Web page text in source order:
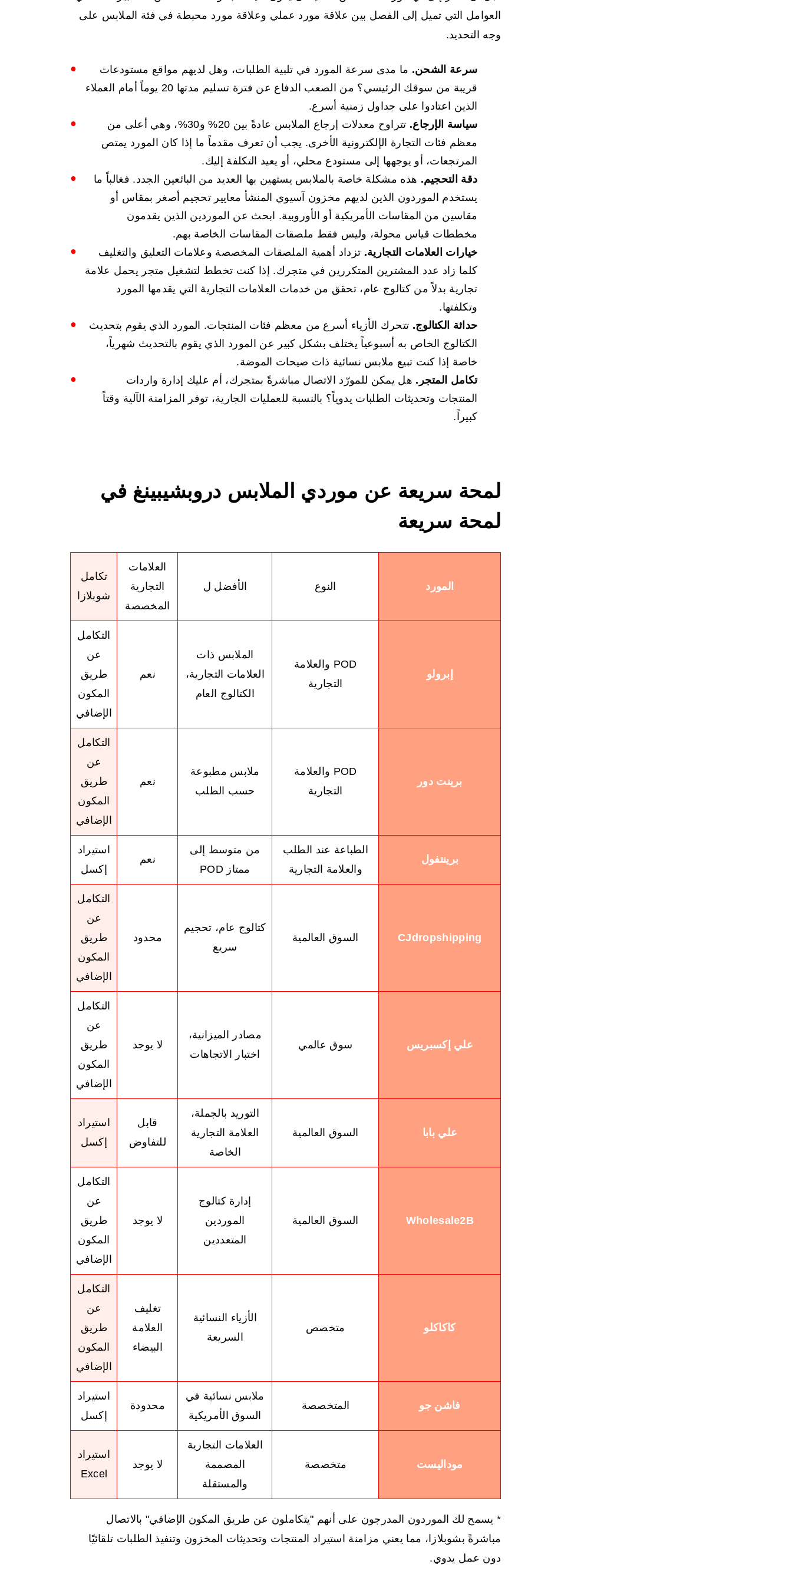
العوامل التي تميل إلى الفصل بين علاقة مورد عملي وعلاقة مورد محبطة في فئة الملابس على
وجه التحديد.
سرعة الشحن. ما مدى سرعة المورد في تلبية الطلبات، وهل لديهم مواقع مستودعات
قريبة من سوقك الرئيسي؟ من الصعب الدفاع عن فترة تسليم مدتها 20 يوماً أمام العملاء
الذين اعتادوا على جداول زمنية أسرع.
سياسة الإرجاع.
تتراوح معدلات إرجاع الملابس عادةً بين 20% و30%، وهي أعلى من
معظم فئات التجارة الإلكترونية الأخرى. يجب أن تعرف مقدماً ما إذا كان المورد يمتص
المرتجعات، أو يوجهها إلى مستودع محلي، أو يعيد التكلفة إليك.
دقة التحجيم. هذه مشكلة خاصة بالملابس يستهين بها العديد من البائعين الجدد. فغالباً ما
يستخدم الموردون الذين لديهم مخزون آسيوي المنشأ معايير تحجيم أصغر بمقاس أو
مقاسين من المقاسات الأمريكية أو الأوروبية. ابحث عن الموردين الذين يقدمون
مخططات قياس محولة، وليس فقط ملصقات المقاسات الخاصة بهم.
خيارات العلامات التجارية. تزداد أهمية الملصقات المخصصة وعلامات التعليق والتغليف
كلما زاد عدد المشترين المتكررين في متجرك. إذا كنت تخطط لتشغيل متجر يحمل علامة
تجارية بدلاً من كتالوج عام، تحقق من خدمات العلامات التجارية التي يقدمها المورد
وتكلفتها.
حداثة الكتالوج. تتحرك الأزياء أسرع من معظم فئات المنتجات. المورد الذي يقوم بتحديث
الكتالوج الخاص به أسبوعياً يختلف بشكل كبير عن المورد الذي يقوم بالتحديث شهرياً،
خاصة إذا كنت تبيع ملابس نسائية ذات صيحات الموضة.
تكامل المتجر. هل يمكن للمورّد الاتصال مباشرةً بمتجرك، أم عليك إدارة واردات
المنتجات وتحديثات الطلبات يدوياً؟ بالنسبة للعمليات الجارية، توفر المزامنة الآلية وقتاً
كبيراً.
لمحة سريعة عن موردي الملابس دروبشيبينغ في
لمحة سريعة
المورد النوع الأفضل ل
العلامات
التجارية
المخصصة
تكامل
شوبلازا
إبرولو
POD والعلامة
التجارية
الملابس ذات
العلامات التجارية،
الكتالوج العام
نعم
التكامل
عن
طريق
المكون
الإضافي
برينت دور
POD والعلامة
التجارية
ملابس مطبوعة
حسب الطلب
نعم
التكامل
عن
طريق
المكون
الإضافي
برينتفول
الطباعة عند الطلب
والعلامة التجارية
من متوسط إلى
ممتاز POD
نعم
استيراد
إكسل
CJdropshipping السوق العالمية
كتالوج عام، تحجيم
سريع
محدود
التكامل
عن
طريق
المكون
الإضافي
علي إكسبريس سوق عالمي
مصادر الميزانية،
اختبار الاتجاهات
لا يوجد
التكامل
عن
طريق
المكون
الإضافي
علي بابا السوق العالمية
التوريد بالجملة،
العلامة التجارية
الخاصة
قابل
للتفاوض
استيراد
إكسل
Wholesale2B السوق العالمية
إدارة كتالوج
الموردين
المتعددين
لا يوجد
التكامل
عن
طريق
المكون
الإضافي
كاكاكلو متخصص
الأزياء النسائية
السريعة
تغليف
العلامة
البيضاء
التكامل
عن
طريق
المكون
الإضافي
فاشن جو المتخصصة
ملابس نسائية في
السوق الأمريكية
محدودة
استيراد
إكسل
موداليست متخصصة
العلامات التجارية
المصممة
والمستقلة
لا يوجد
استيراد
Excel
* يسمح لك الموردون المدرجون على أنهم "يتكاملون عن طريق المكون الإضافي" بالاتصال
مباشرةً بشوبلازا، مما يعني مزامنة استيراد المنتجات وتحديثات المخزون وتنفيذ الطلبات تلقائيًا
دون عمل يدوي.